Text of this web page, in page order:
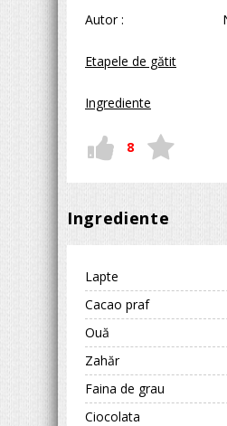
Autor :
Etapele de gătit
Ingrediente
8
Ingrediente
Lapte
Cacao praf
Ouă
Zahăr
Faina de grau
Ciocolata